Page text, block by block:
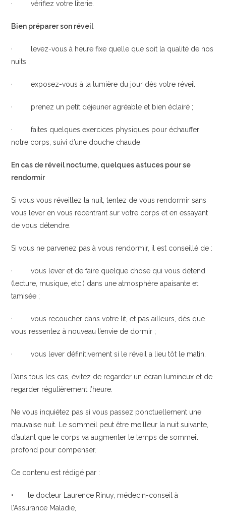
· vérifiez votre literie.
Bien préparer son réveil
· levez-vous à heure fixe quelle que soit la qualité de nos
nuits ;
· exposez-vous à la lumière du jour dès votre réveil ;
· prenez un petit déjeuner agréable et bien éclairé ;
· faites quelques exercices physiques pour échauffer
notre corps, suivi d’une douche chaude.
En cas de réveil nocturne, quelques astuces pour se
rendormir
Si vous vous réveillez la nuit, tentez de vous rendormir sans
vous lever en vous recentrant sur votre corps et en essayant
de vous détendre.
Si vous ne parvenez pas à vous rendormir, il est conseillé de :
· vous lever et de faire quelque chose qui vous détend
(lecture, musique, etc.) dans une atmosphère apaisante et
tamisée ;
· vous recoucher dans votre lit, et pas ailleurs, dès que
vous ressentez à nouveau l’envie de dormir ;
· vous lever définitivement si le réveil a lieu tôt le matin.
Dans tous les cas, évitez de regarder un écran lumineux et de
regarder régulièrement l’heure.
Ne vous inquiétez pas si vous passez ponctuellement une
mauvaise nuit. Le sommeil peut être meilleur la nuit suivante,
d’autant que le corps va augmenter le temps de sommeil
profond pour compenser.
Ce contenu est rédigé par :
• le docteur Laurence Rinuy, médecin-conseil à
l’Assurance Maladie,